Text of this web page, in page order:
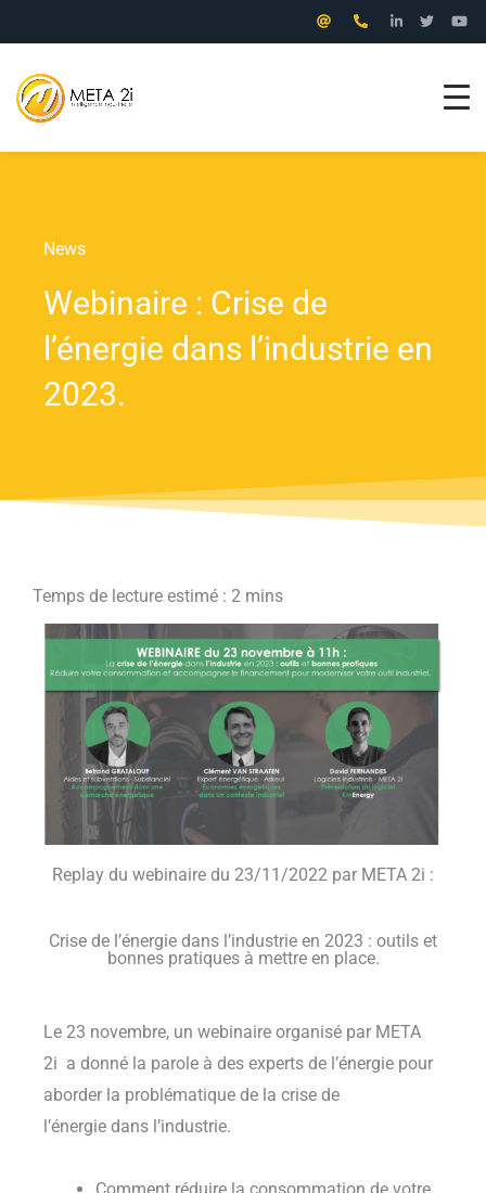
au
contenu
News
Webinaire : Crise de
l’énergie dans l’industrie en
2023.
Replay du webinaire du 23/11/2022 par META 2i :
Crise de l’énergie dans l’industrie en 2023 : outils et
bonnes pratiques à mettre en place.
Le 23 novembre, un webinaire organisé par META
2i a donné la parole à des experts de l’énergie pour
aborder la problématique de la crise de
l’énergie dans l’industrie.